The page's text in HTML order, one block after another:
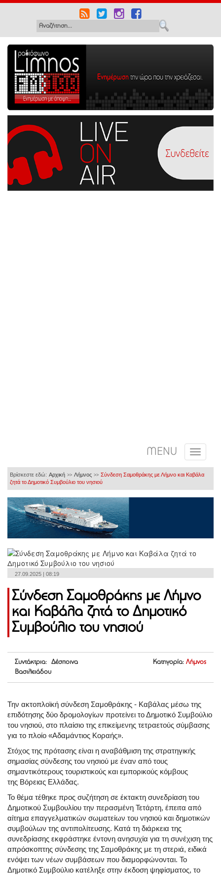
MENU
Βρίσκεστε εδώ: Αρχική >> Λήμνος >> Σύνδεση Σαμοθράκης με Λήμνο και Καβάλα
ζητά το Δημοτικό Συμβούλιο του νησιού
27.09.2025 | 08:19
Σύνδεση Σαμοθράκης με Λήμνο
και Καβάλα ζητά το Δημοτικό
Συμβούλιο του νησιού
Συντάκτρια: Δέσποινα
Βασιλειάδου
Κατηγορία: Λήμνος
Την ακτοπλοϊκή σύνδεση Σαμοθράκης - Καβάλας μέσω της
επιδότησης δύο δρομολογίων προτείνει το Δημοτικό Συμβούλιο
του νησιού, στο πλαίσιο της επικείμενης τετραετούς σύμβασης
για το πλοίο «Αδαμάντιος Κοραής».
Στόχος της πρότασης είναι η αναβάθμιση της στρατηγικής
σημασίας σύνδεσης του νησιού με έναν από τους
σημαντικότερους τουριστικούς και εμπορικούς κόμβους
της Βόρειας Ελλάδας.
Το θέμα τέθηκε προς συζήτηση σε έκτακτη συνεδρίαση του
Δημοτικού Συμβουλίου την περασμένη Τετάρτη, έπειτα από
αίτημα επαγγελματικών σωματείων του νησιού και δημοτικών
συμβούλων της αντιπολίτευσης. Κατά τη διάρκεια της
συνεδρίασης εκφράστηκε έντονη ανησυχία για τη συνέχιση της
απρόσκοπτης σύνδεσης της Σαμοθράκης με τη στεριά, ειδικά
ενόψει των νέων συμβάσεων που διαμορφώνονται. Το
Δημοτικό Συμβούλιο κατέληξε στην έκδοση ψηφίσματος, το